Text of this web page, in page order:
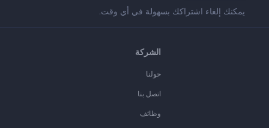
يمكنك إلغاء اشتراكك بسهولة في أي وقت.
الشركة
حولنا
اتصل بنا
وظائف